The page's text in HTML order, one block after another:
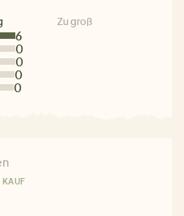
6
0
0
0
0
Zu groß
KAUF